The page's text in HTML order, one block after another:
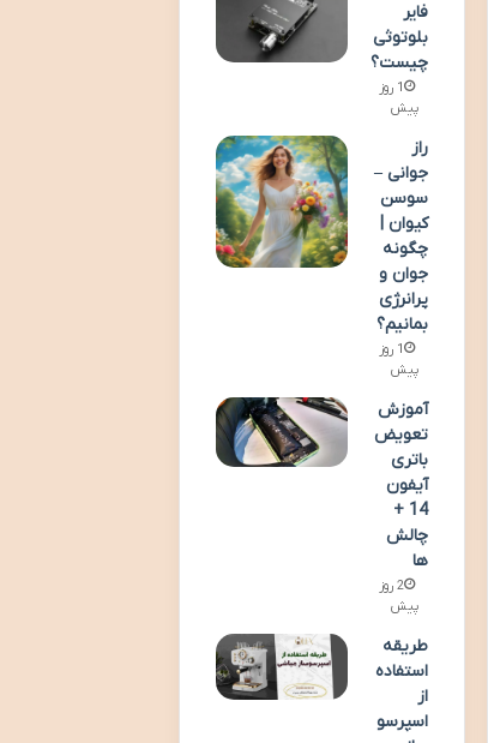
فایر
بلوتوثی
چیست؟
1 روز
پیش
راز
جوانی –
سوسن
کیوان |
چگونه
جوان و
پرانرژی
بمانیم؟
1 روز
پیش
آموزش
تعویض
باتری
آیفون
14 +
چالش
ها
2 روز
پیش
طریقه
استفاده
از
اسپرسو